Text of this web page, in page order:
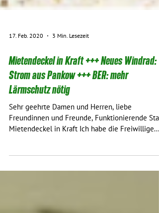
17. Feb. 2020 3 Min. Lesezeit
Mietendeckel in Kraft +++ Neues Windrad:
Strom aus Pankow +++ BER: mehr
Lärmschutz nötig
Sehr geehrte Damen und Herren, liebe
Mietendeckel in Kraft Ich habe die Freiwillige...